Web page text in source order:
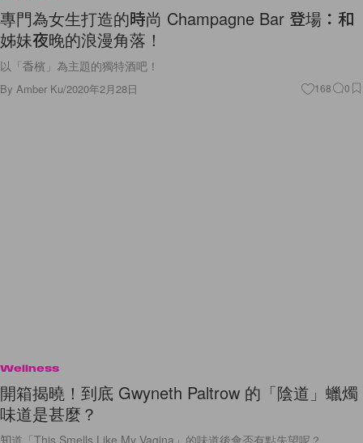
專門為女生打造的時尚 Champagne Bar 登場：和
姊妹夜晚的浪漫角落！
以「香檳」為主題的獨特酒吧！
By Amber Ku/2020年2月28日 168 0
Wellness
開箱揭曉！到底 Gwyneth Paltrow 的「陰道」蠟燭
味道是甚麼？